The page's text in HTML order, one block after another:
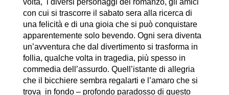
con cui si trascorre il sabato sera alla ricerca di
una felicità e di una gioia che si può conquistare
apparentemente solo bevendo. Ogni sera diventa
un’avventura che dal divertimento si trasforma in
follia, qualche volta in tragedia, più spesso in
commedia dell’assurdo. Quell’istante di allegria
che il bicchiere sembra regalarti e l’amaro che si
trova in fondo – profondo paradosso di questo